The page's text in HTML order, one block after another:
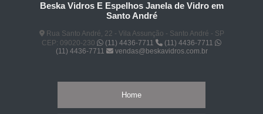
Beska Vidros E Espelhos Janela de Vidro em
Santo André
Rua Santo André, 22 - Vila Assunção - Santo André - SP
CEP: 09020-230
(11) 4436-7711
(11) 4436-7711
(11) 4436-7711
vendas@beskavidros.com.br
Home